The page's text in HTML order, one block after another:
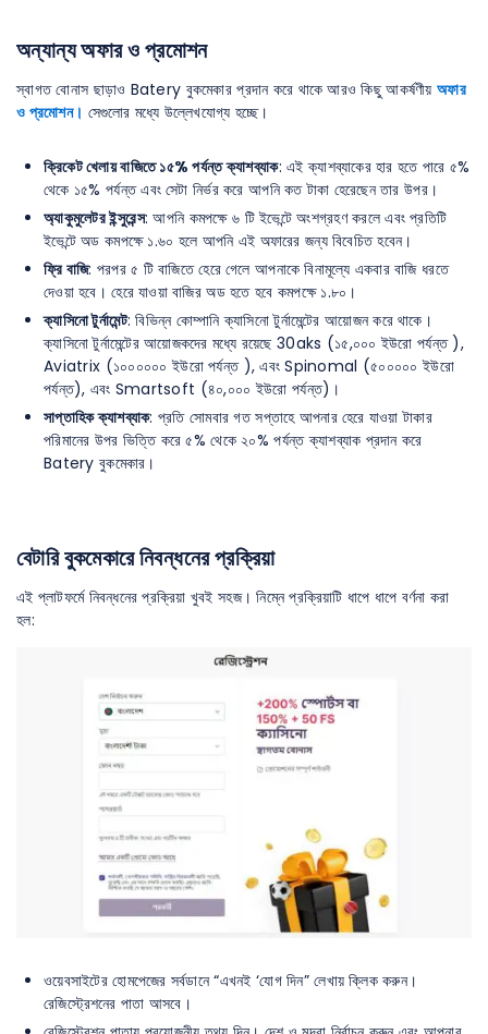
অন্যান্য অফার ও প্রমোশন
স্বাগত বোনাস ছাড়াও Batery বুকমেকার প্রদান করে থাকে আরও কিছু আকর্ষণীয় অফার
ও প্রমোশন। সেগুলোর মধ্যে উল্লেখযোগ্য হচ্ছে।
ক্রিকেট খেলায় বাজিতে ১৫% পর্যন্ত ক্যাশব্যাক: এই ক্যাশব্যাকের হার হতে পারে ৫%
থেকে ১৫% পর্যন্ত এবং সেটা নির্ভর করে আপনি কত টাকা হেরেছেন তার উপর।
অ্যাকুমুলেটর ইন্সুরেন্স: আপনি কমপক্ষে ৬ টি ইভেন্টে অংশগ্রহণ করলে এবং প্রতিটি
ইভেন্টে অড কমপক্ষে ১.৬০ হলে আপনি এই অফারের জন্য বিবেচিত হবেন।
ফ্রি বাজি: পরপর ৫ টি বাজিতে হেরে গেলে আপনাকে বিনামূল্যে একবার বাজি ধরতে
দেওয়া হবে। হেরে যাওয়া বাজির অড হতে হবে কমপক্ষে ১.৮০।
ক্যাসিনো টুর্নামেন্ট: বিভিন্ন কোম্পানি ক্যাসিনো টুর্নামেন্টের আয়োজন করে থাকে।
ক্যাসিনো টুর্নামেন্টের আয়োজকদের মধ্যে রয়েছে 30aks (১৫,০০০ ইউরো পর্যন্ত ),
Aviatrix (১০০০০০০ ইউরো পর্যন্ত ), এবং Spinomal (৫০০০০০ ইউরো
পর্যন্ত), এবং Smartsoft (৪০,০০০ ইউরো পর্যন্ত)।
সাপ্তাহিক ক্যাশব্যাক: প্রতি সোমবার গত সপ্তাহে আপনার হেরে যাওয়া টাকার
পরিমানের উপর ভিত্তি করে ৫% থেকে ২০% পর্যন্ত ক্যাশব্যাক প্রদান করে
Batery বুকমেকার।
বেটারি বুকমেকারে নিবন্ধনের প্রক্রিয়া
এই প্লাটফর্মে নিবন্ধনের প্রক্রিয়া খুবই সহজ। নিম্নে প্রক্রিয়াটি ধাপে ধাপে বর্ণনা করা
হল:
ওয়েবসাইটের হোমপেজের সর্বডানে “এখনই ‘যোগ দিন” লেখায় ক্লিক করুন।
রেজিস্ট্রেশনের পাতা আসবে।